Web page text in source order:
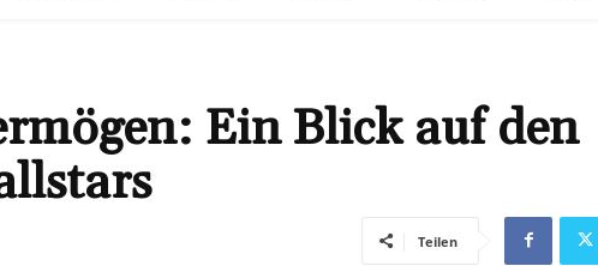
Ein Blick auf den
Teilen